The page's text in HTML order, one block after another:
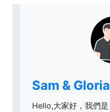
Sam &
Hello,大家好，我們